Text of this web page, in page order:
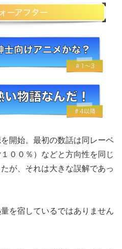
開始。最初の数話は同レーベ
００％）などと方向性を同じ
が、それは大きな誤解であっ
を宿しているではありません